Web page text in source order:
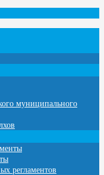
муниципального
регламентов